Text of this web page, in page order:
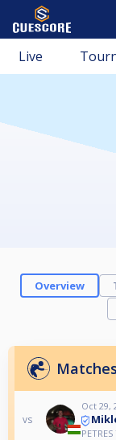
Live
Overview
Matches
vs
Oct 29,